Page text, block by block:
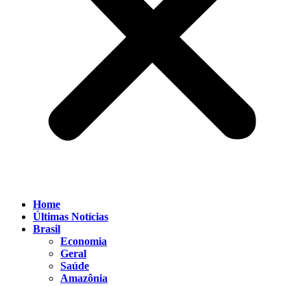
Home
Últimas Notícias
Brasil
Economia
Geral
Saúde
Amazônia